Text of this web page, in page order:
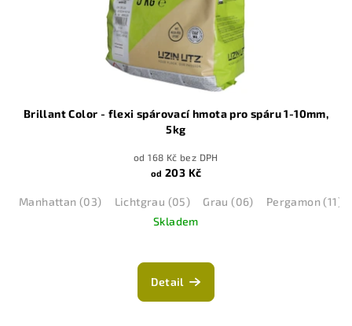
Brillant Color - flexi spárovací hmota pro spáru 1-10mm,
5kg
od 168 Kč bez DPH
od 203 Kč
Manhattan (03) Lichtgrau (05) Grau (06)
Pergamon (11)
Skladem
Detail